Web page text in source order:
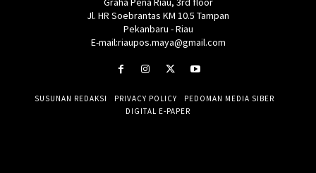
Jl. HR Soebrantas KM 10.5 Tampan
Pekanbaru - Riau
E-mail:riaupos.maya@gmail.com
SUSUNAN REDAKSI PRIVACY POLICY
PEDOMAN MEDIA SIBER
DIGITAL E-PAPER